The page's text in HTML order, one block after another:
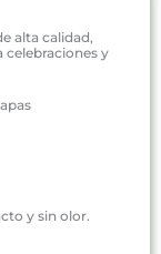
alta calidad,
celebraciones y
y sin olor.